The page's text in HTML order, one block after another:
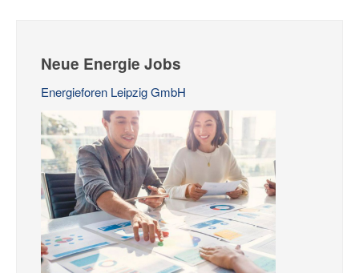
Neue Energie Jobs
Energieforen Leipzig GmbH